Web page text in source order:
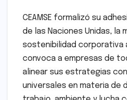
CEAMSE formalizó su
de las Naciones Unidas, la
sostenibilidad corporativa
convoca a empresas de
alinear sus estrategias
universales en materia de